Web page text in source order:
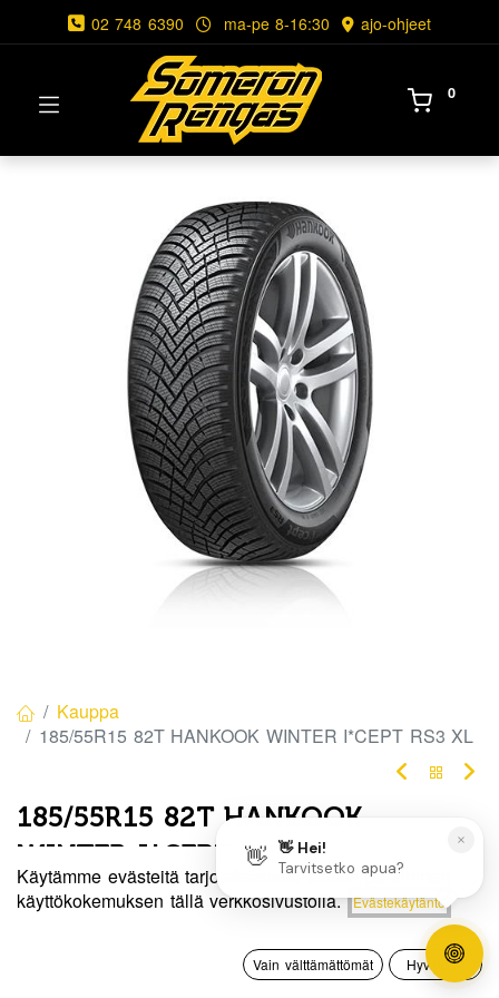
Hinta:
Lisää ostoskoriin
0
Toivelista Tili
02 748 6390 ma-pe 8-16:30 ajo-ohjeet
0
Kauppa
185/55R15 82T HANKOOK WINTER I*CEPT RS3 XL
185/55R15 82T HANKOOK
WINTER I*CEPT RS3 XL
EAN:8808563535739 Tuotekoodi:280274
Käytämme evästeitä tarjotaksemme sinulle paremman
käyttökokemuksen tällä verkkosivustolla.
Evästekäytäntö
Vain välttämättömät Hyväksyn